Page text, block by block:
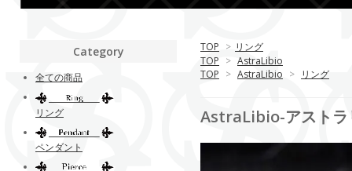
TOP > リング
TOP > AstraLibio
TOP > AstraLibio > リング
AstraLibio-アストラ
Category
全ての商品
リング
ペンダント